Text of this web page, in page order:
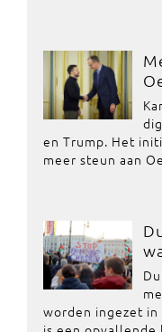
en Trump. Het
meer steun aan
worden ingezet in